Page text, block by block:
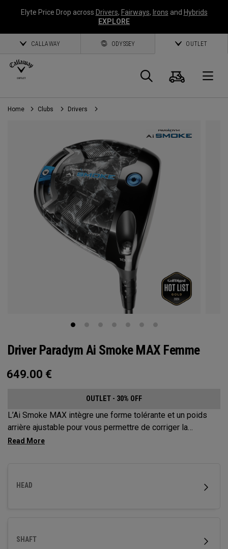
Elyte Price Drop across Drivers, Fairways, Irons and Hybrids
EXPLORE
CALLAWAY ODYSSEY OUTLET
Panier
Home Clubs Drivers
Driver Paradym Ai Smoke MAX Femme
649.00 €
OUTLET - 30% OFF
L’Ai Smoke MAX intègre une forme tolérante et un poids
arrière ajustable pour vous permettre de corriger la
trajectoire de vos coups jusqu’à environ 17 mètres.
HEAD
SHAFT